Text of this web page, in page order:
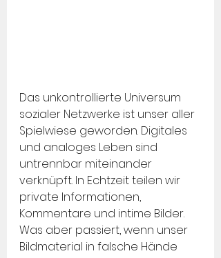
Das unkontrollierte Universum
sozialer Netzwerke ist unser aller
Spielwiese geworden. Digitales
und analoges Leben sind
untrennbar miteinander
verknüpft. In Echtzeit teilen wir
private Informationen,
Kommentare und intime Bilder.
Was aber passiert, wenn unser
Bildmaterial in falsche Hände